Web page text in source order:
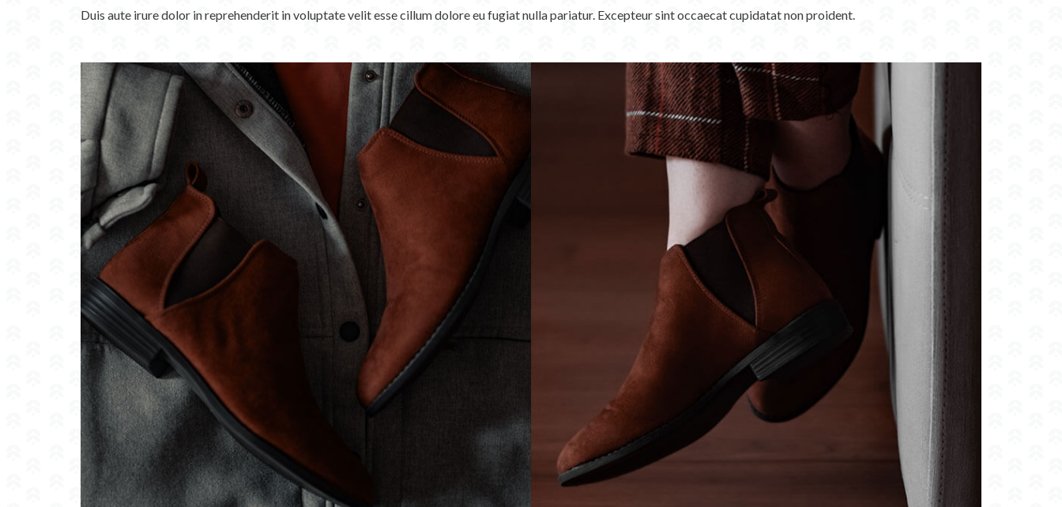
Duis aute irure dolor in reprehenderit in voluptate velit esse cillum dolore eu fugiat nulla pariatur. Excepteur sint occaecat cupidatat non proident.